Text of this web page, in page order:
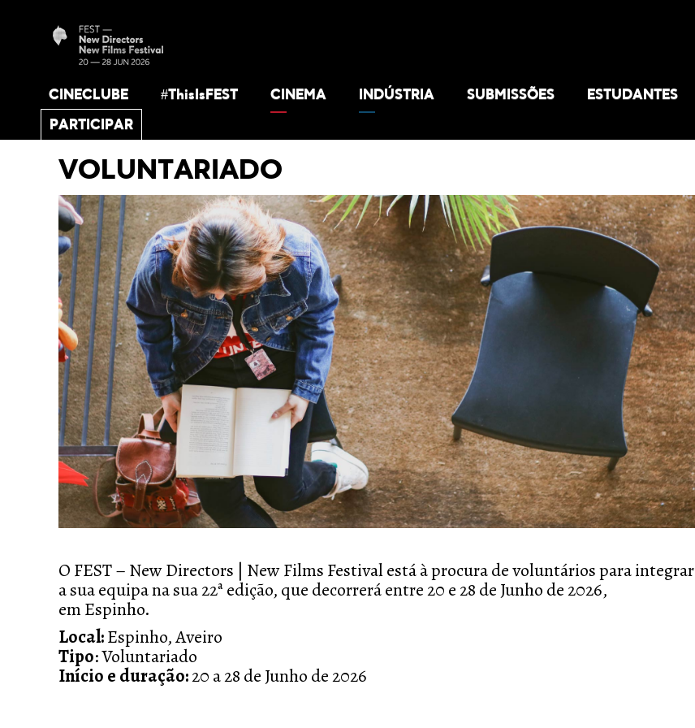
CINECLUBE #ThisIsFEST CINEMA INDÚSTRIA SUBMISSÕES ESTUDANTES
PARTICIPAR
VOLUNTARIADO
O FEST – New Directors | New Films Festival está à procura de voluntários para integrar
a sua equipa na sua 22ª edição, que decorrerá entre20 e 28 de Junho de 2026,
em Espinho.
Local:Espinho, Aveiro
Tipo:Voluntariado
Início e duração:20 a 28 de Junho de 2026